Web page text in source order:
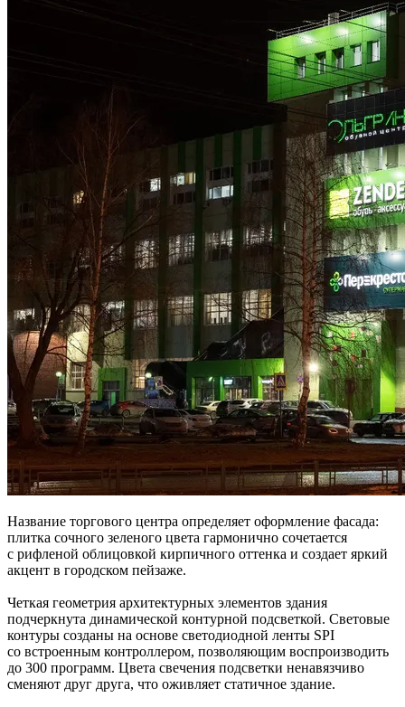
Название торгового центра определяет оформление фасада:
плитка сочного зеленого цвета гармонично сочетается
с рифленой облицовкой кирпичного оттенка и создает яркий
акцент в городском пейзаже.
Четкая геометрия архитектурных элементов здания
подчеркнута динамической контурной подсветкой. Световые
контуры созданы на основе светодиодной ленты SPI
со встроенным контроллером, позволяющим воспроизводить
до 300 программ. Цвета свечения подсветки ненавязчиво
сменяют друг друга, что оживляет статичное здание.